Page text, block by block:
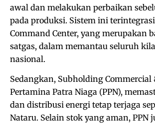
awal dan melakukan perbaikan
pada produksi. Sistem ini
Command Center, yang merupakan
satgas, dalam memantau seluruh
nasional.
Sedangkan, Subholding Commercial
Pertamina Patra Niaga (PPN),
dan distribusi energi tetap terjaga
Nataru. Selain stok yang aman, PPN